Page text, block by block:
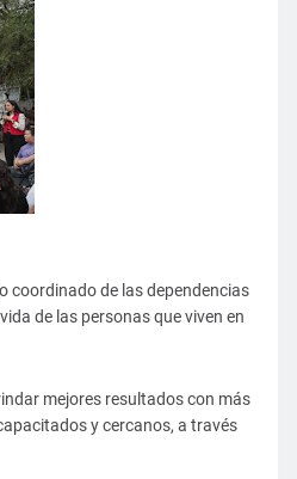
coordinado de las dependencias
de las personas que viven en
mejores resultados con más
y cercanos, a través